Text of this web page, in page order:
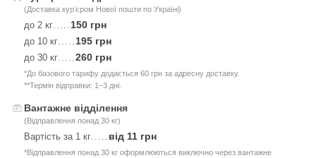
(Доставка курʼєром Нової пошти по Україні)
до 2 кг..... 150 грн
до 10 кг..... 195 грн
до 30 кг.....260 грн
*До базового тарифу додається 60 грн за адресну доставку.
**Термін відправки: 1–3 дні.
Вантажне відділення
(Відправлення понад 30 кг)
Вартість за 1 кг..... від 11 грн
*Відправлення понад 30 кг оформлюються виключно через вантажне